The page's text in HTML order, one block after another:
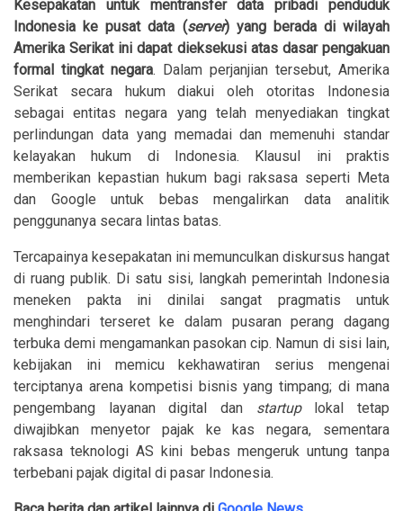
Kesepakatan untuk mentransfer data pribadi penduduk
Indonesia ke pusat data (server) yang berada di wilayah
Amerika Serikat ini dapat dieksekusi atas dasar pengakuan
formal tingkat negara. Dalam perjanjian tersebut, Amerika
Serikat secara hukum diakui oleh otoritas Indonesia
sebagai entitas negara yang telah menyediakan tingkat
perlindungan data yang memadai dan memenuhi standar
kelayakan hukum di Indonesia. Klausul ini praktis
memberikan kepastian hukum bagi raksasa seperti Meta
dan Google untuk bebas mengalirkan data analitik
penggunanya secara lintas batas.
Tercapainya kesepakatan ini memunculkan diskursus hangat
di ruang publik. Di satu sisi, langkah pemerintah Indonesia
meneken pakta ini dinilai sangat pragmatis untuk
menghindari terseret ke dalam pusaran perang dagang
terbuka demi mengamankan pasokan cip. Namun di sisi lain,
kebijakan ini memicu kekhawatiran serius mengenai
terciptanya arena kompetisi bisnis yang timpang; di mana
pengembang layanan digital dan startuplokal tetap
diwajibkan menyetor pajak ke kas negara, sementara
raksasa teknologi AS kini bebas mengeruk untung tanpa
terbebani pajak digital di pasar Indonesia.